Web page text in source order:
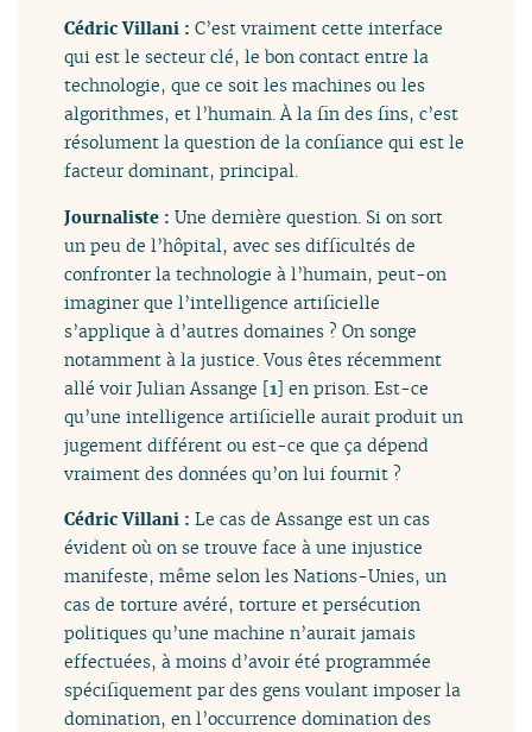
Cédric Villani :C’est vraiment cette interface
qui est le secteur clé, le bon contact entre la
technologie, que ce soit les machines ou les
algorithmes, et l’humain. À la fin des fins, c’est
résolument la question de la confiance qui est le
facteur dominant, principal.
Journaliste :Une dernière question. Si on sort
un peu de l’hôpital, avec ses difficultés de
confronter la technologie à l’humain, peut-on
imaginer que l’intelligence artificielle
s’applique à d’autres domaines ? On songe
notamment à la justice. Vous êtes récemment
allé voir Julian Assange [1] en prison. Est-ce
qu’une intelligence artificielle aurait produit un
jugement différent ou est-ce que ça dépend
vraiment des données qu’on lui fournit ?
Cédric Villani :Le cas de Assange est un cas
évident où on se trouve face à une injustice
manifeste, même selon les Nations-Unies, un
cas de torture avéré, torture et persécution
politiques qu’une machine n’aurait jamais
effectuées, à moins d’avoir été programmée
spécifiquement par des gens voulant imposer la
domination, en l’occurrence domination des